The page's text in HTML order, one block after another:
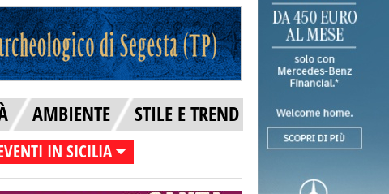
AMBIENTE STILE E TREND
IN SICILIA